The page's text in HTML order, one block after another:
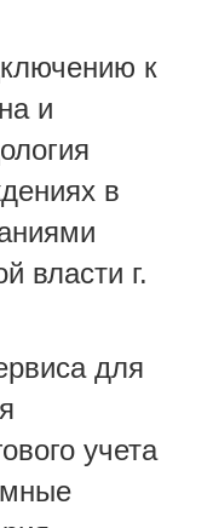
к
и
в
власти г.
для
учета